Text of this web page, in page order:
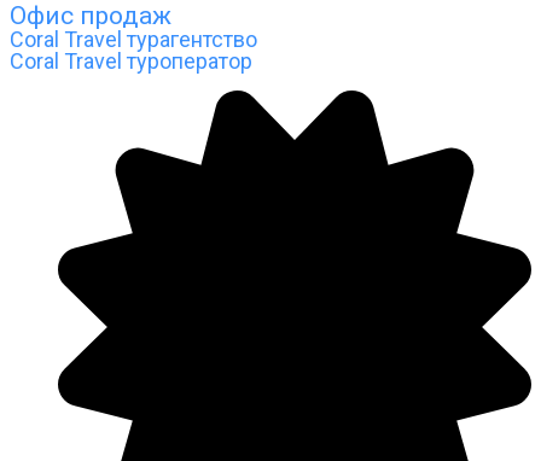
Офис продаж
Coral Travel турагентство
Coral Travel туроператор